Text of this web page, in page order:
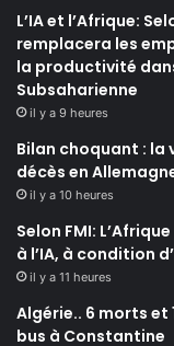
L’IA et l’Afrique:
remplacera les
la productivité
Subsaharienne
il y a 9 heures
Bilan choquant : la
décès en
il y a 10 heures
Selon FMI:
à l’IA, à condition
il y a 11 heures
Algérie.. 6 morts et
bus à Constantine